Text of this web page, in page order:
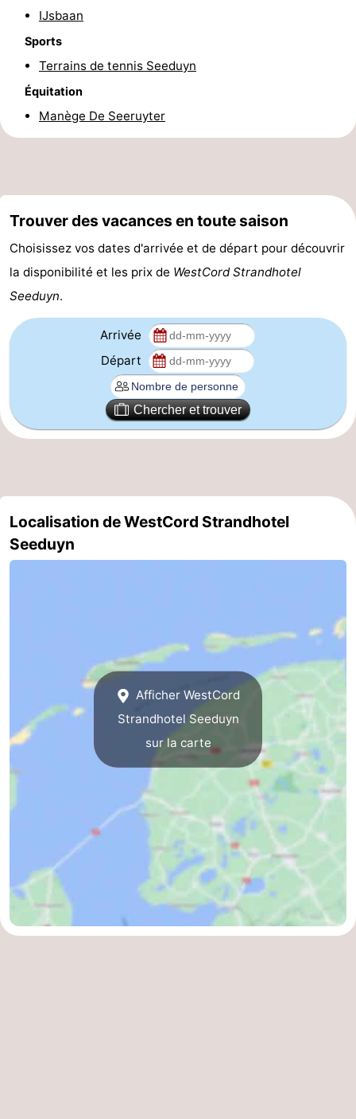
Leeuwarden
Îles
laSchiermonnikoog
-
Texel
Météo
Contact
IJsbaan
Sports
Terrains de tennis Seeduyn
Équitation
Manège De Seeruyter
Trouver des vacances en toute saison
Choisissez vos dates d'arrivée et de départ pour découvrir
la disponibilité et les prix de WestCord Strandhotel
Seeduyn.
Arrivée
Départ
Chercher et trouver
Localisation de WestCord Strandhotel
Seeduyn
Afficher WestCord
Strandhotel Seeduyn
sur la carte